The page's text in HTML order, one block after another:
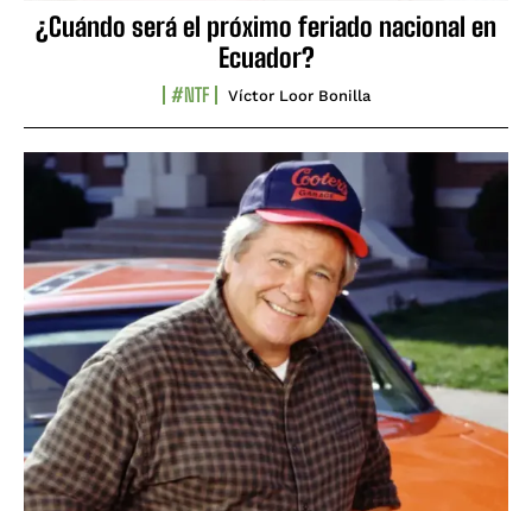
¿Cuándo será el próximo feriado nacional en
Ecuador?
#NTF Víctor Loor Bonilla